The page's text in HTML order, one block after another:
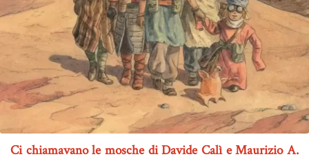
Ci chiamavano le mosche di Davide Calì e Maurizio A.